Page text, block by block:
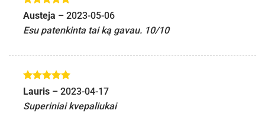
Įvertinimas:
iš 5
Austeja – 2023-05-06
Esu patenkinta tai ką gavau. 10/10
Įvertinimas:
Lauris – 2023-04-17
Superiniai kvepaliukai